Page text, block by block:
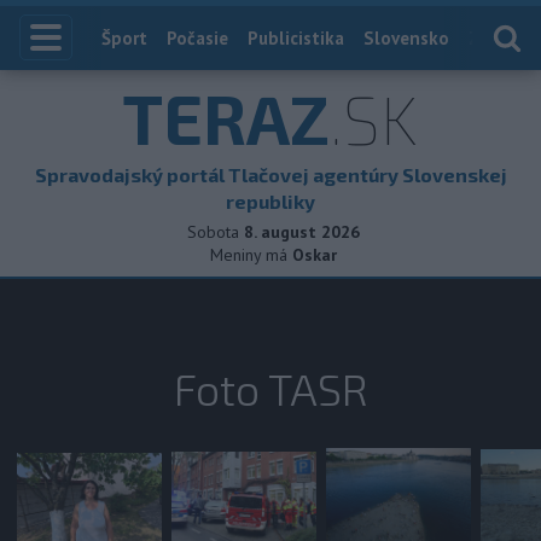
Index
Šport Počasie Publicistika Slovensko
TERAZ.SK
Spravodajský portál Tlačovej agentúry Slovenskej
republiky
Sobota 8. august 2026
Meniny má Oskar
Foto TASR